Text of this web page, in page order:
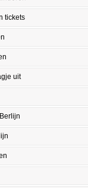
tickets
uit